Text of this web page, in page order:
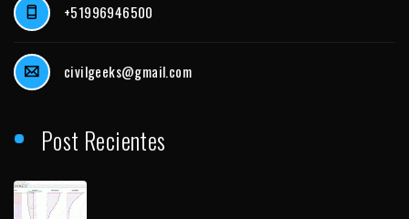
+51996946500
civilgeeks@gmail.com
Post Recientes